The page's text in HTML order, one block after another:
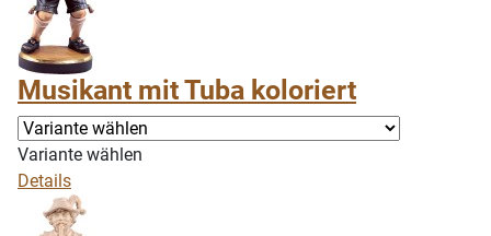
Musikant mit Tuba koloriert
Variante wählen
Details